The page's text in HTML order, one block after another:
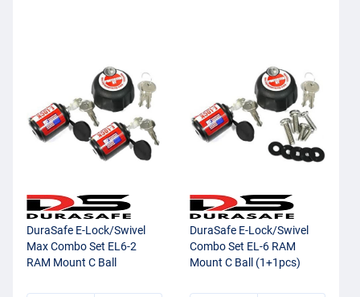
DuraSafe E-Lock/Swivel
Max Combo Set EL6-2
RAM Mount C Ball
DuraSafe E-Lock/Swivel
Combo Set EL-6 RAM
Mount C Ball (1+1pcs)